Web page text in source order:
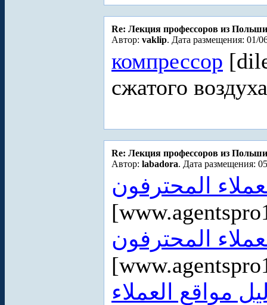
Re: Лекция профессоров из Польши
Автор: vaklip. Дата размещения: 01/
компрессор
сжатого воздуха
Re: Лекция профессоров из Польши
Автор: labadora. Дата размещения:
المحترفون
المحترفون
مواقع العملاء